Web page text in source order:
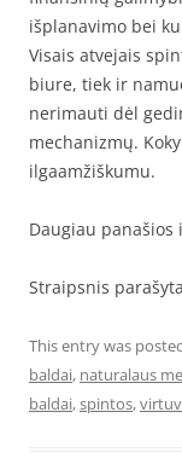
išplanavimo bei
Visais atvejais
biure, tiek ir
nerimauti dėl
mechanizmų.
ilgaamžiškumu.
Daugiau panašios
Straipsnis
This entry was
baldai, naturalaus
baldai,spintos,